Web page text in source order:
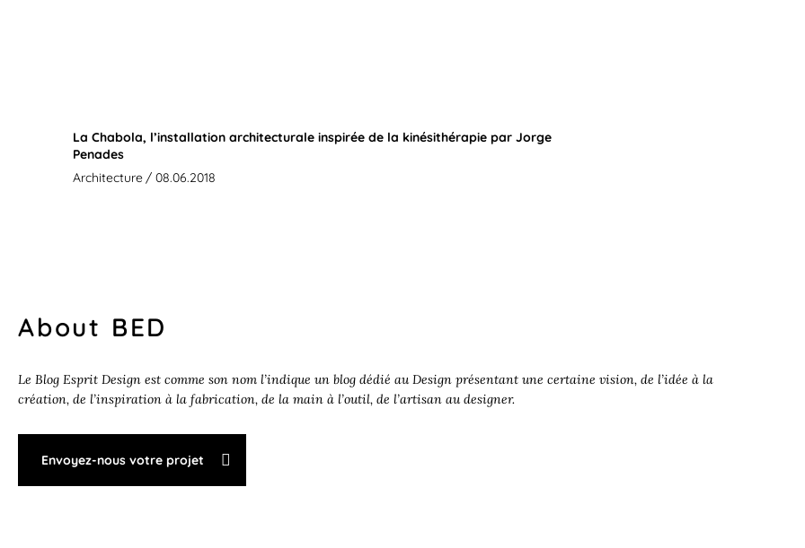
La Chabola, l’installation architecturale inspirée de la kinésithérapie par Jorge
Penades
Architecture / 08.06.2018
About BED
Le Blog Esprit Design est comme son nom l’indique un blog dédié au Design présentant une certaine vision, de l’idée à la
création, de l’inspiration à la fabrication, de la main à l’outil, de l’artisan au designer.
Envoyez-nous votre projet